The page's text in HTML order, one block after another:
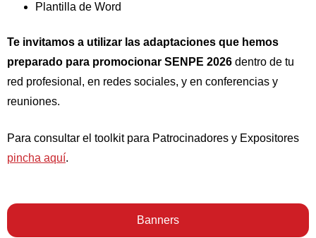
Plantilla de Word
Te invitamos a utilizar las adaptaciones que hemos
preparado para promocionar SENPE 2026 dentro de tu
red profesional, en redes sociales, y en conferencias y
reuniones.
Para consultar el toolkit para Patrocinadores y Expositores
pincha aquí.
Banners